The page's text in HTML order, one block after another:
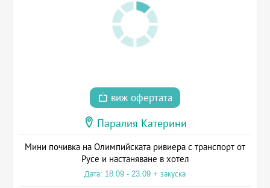
виж офертата
Паралия Катерини
Мини почивка на Олимпийската ривиера с транспорт от
Русе и настаняване в хотел
Дата: 18.09 - 23.09 + закуска